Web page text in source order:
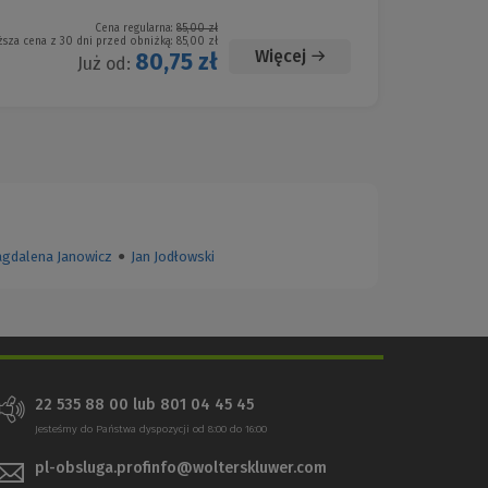
Cena regularna: 85,00 zł
cena z 30 dni przed obniżką: 85,00 zł
Już od: 80,75 zł Więcej
Janowicz ● Jan Jodłowski
22 535 88 00 lub 801 04 45 45
Jesteśmy do Państwa dyspozycji od 8:00 do 16:00
pl-obsluga.profinfo@wolterskluwer.com